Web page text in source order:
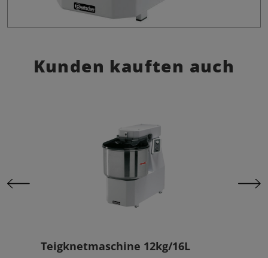
Kunden kauften auch
Teigknetmaschine 12kg/16L